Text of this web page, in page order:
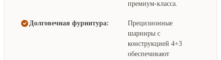
премиум-класса.
Долговечная фурнитура:
Прецизионные
шарниры с
конструкцией 4+3
обеспечивают